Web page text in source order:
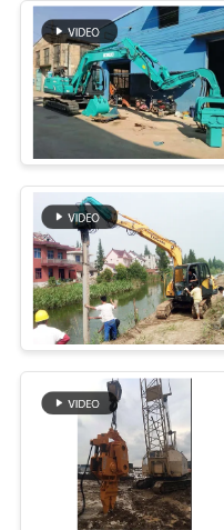
FABBRICA
CONTROLLO
QUALITÀ
CONTATTICI
NOTIZIE
CASI
RICHIEDA
UNA
CITAZIONE